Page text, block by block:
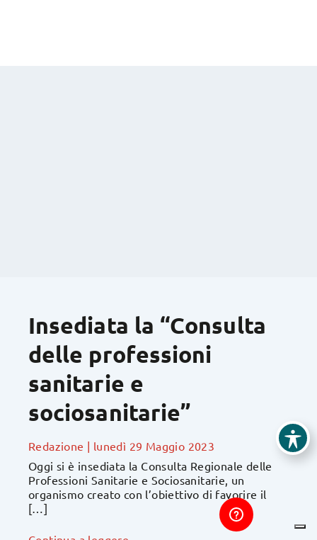
Insediata la “Consulta
delle professioni
sanitarie e
sociosanitarie”
Redazione | lunedì 29 Maggio 2023
Oggi si è insediata la Consulta Regionale delle
Professioni Sanitarie e Sociosanitarie, un
organismo creato con l’obiettivo di favorire il
[…]